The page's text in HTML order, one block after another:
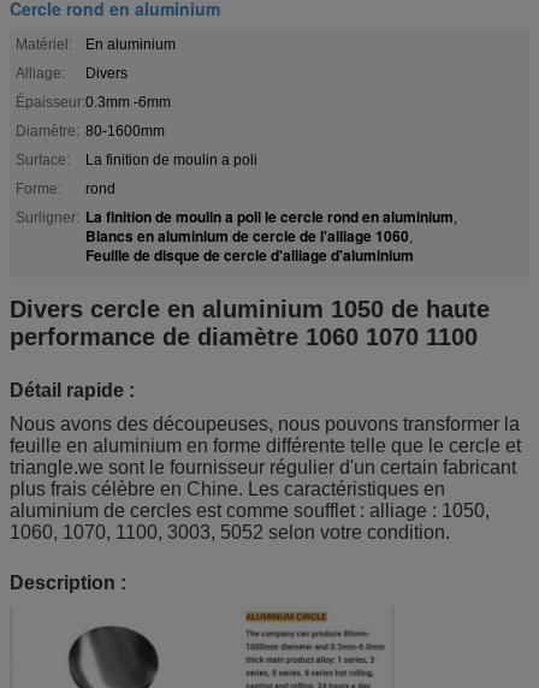
Cercle rond en aluminium
Matériel:
En aluminium
Alliage:
Divers
Épaisseur:0.3mm -6mm
Diamètre: 80-1600mm
Surface:
La finition de moulin a poli
Forme:
rond
Surligner: La finition de moulin a poli le cercle rond en aluminium,
Blancs en aluminium de cercle de l'alliage 1060,
Feuille de disque de cercle d'alliage d'aluminium
Divers cercle en aluminium 1050 de haute
performance de diamètre 1060 1070 1100
Détail rapide :
Nous avons des découpeuses, nous pouvons transformer la
feuille en aluminium en forme différente telle que le cercle et
triangle.we sont le fournisseur régulier d'un certain fabricant
plus frais célèbre en Chine. Les caractéristiques en
aluminium de cercles est comme soufflet : alliage : 1050,
1060, 1070, 1100, 3003, 5052 selon votre condition.
Description :